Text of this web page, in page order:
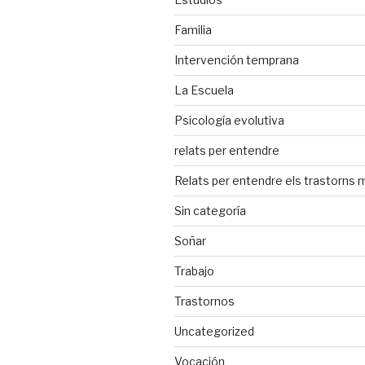
Familia
Intervención temprana
La Escuela
Psicología evolutiva
relats per entendre
Relats per entendre els trastorns
Sin categoría
Soñar
Trabajo
Trastornos
Uncategorized
Vocación